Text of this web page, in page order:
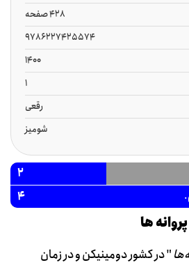
428 صفحه
9786227425574
1400
1
رقعی
شومیز
2
4
ها
" در کشور دومینیکن و در زمان